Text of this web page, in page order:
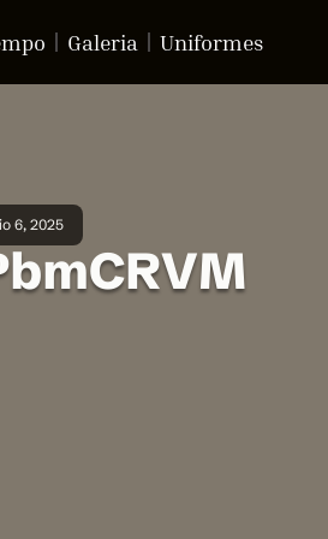
Galeria Uniformes
6, 2025